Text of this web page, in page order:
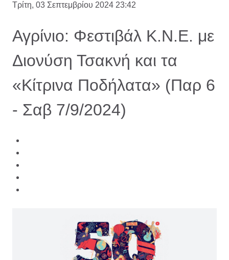
Τρίτη, 03 Σεπτεμβρίου 2024 23:42
Αγρίνιο: Φεστιβάλ Κ.Ν.Ε. με
Διονύση Τσακνή και τα
«Κίτρινα Ποδήλατα» (Παρ 6
- Σαβ 7/9/2024)